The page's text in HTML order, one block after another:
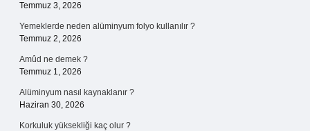
Temmuz 3, 2026
Yemeklerde neden alüminyum folyo kullanılır ?
Temmuz 2, 2026
Amûd ne demek ?
Temmuz 1, 2026
Alüminyum nasıl kaynaklanır ?
Haziran 30, 2026
Korkuluk yüksekliği kaç olur ?